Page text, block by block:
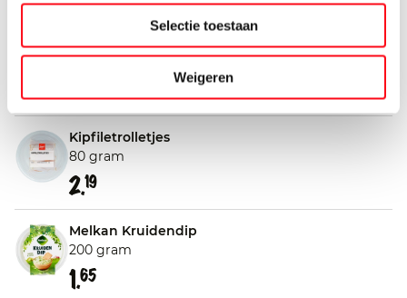
Selectie toestaan
Weigeren
Kaasblokjes Zacht Belegen
130 gram
2.
Kipfiletrolletjes
80 gram
2.19
Melkan Kruidendip
200 gram
1.65